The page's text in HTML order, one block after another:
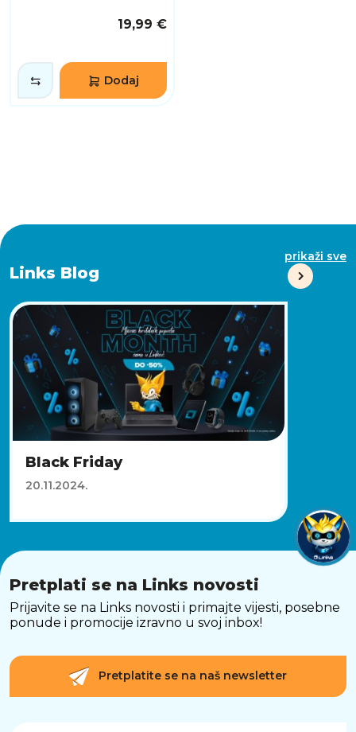
19,99 €
Dodaj
Links Blog
prikaži sve
Black Friday
20.11.2024.
Pretplati se na Links novosti
Prijavite se na Links novosti i primajte vijesti, posebne
ponude i promocije izravno u svoj inbox!
Pretplatite se na naš newsletter